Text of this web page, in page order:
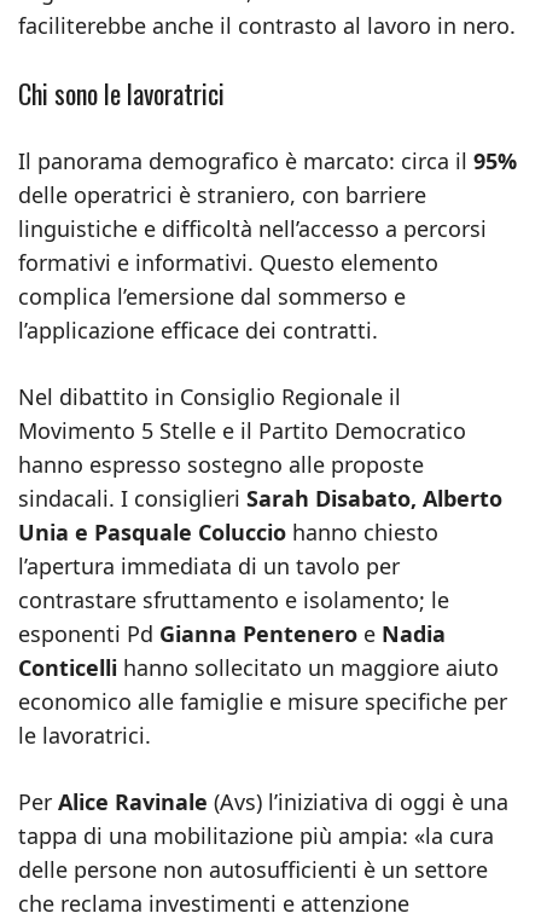
faciliterebbe anche il contrasto al lavoro in nero.
Chi sono le lavoratrici
Il panorama demografico è marcato: circa il 95%
delle operatrici è straniero, con barriere
linguistiche e difficoltà nell’accesso a percorsi
formativi e informativi. Questo elemento
complica l’emersione dal sommerso e
l’applicazione efficace dei contratti.
Nel dibattito in Consiglio Regionale il
Movimento 5 Stelle e il Partito Democratico
hanno espresso sostegno alle proposte
sindacali. I consiglieri Sarah Disabato, Alberto
Unia e Pasquale Coluccio hanno chiesto
l’apertura immediata di un tavolo per
contrastare sfruttamento e isolamento; le
esponenti Pd Gianna Pentenero e Nadia
Conticelli hanno sollecitato un maggiore aiuto
economico alle famiglie e misure specifiche per
le lavoratrici.
Per Alice Ravinale (Avs) l’iniziativa di oggi è una
tappa di una mobilitazione più ampia: «la cura
delle persone non autosufficienti è un settore
che reclama investimenti e attenzione